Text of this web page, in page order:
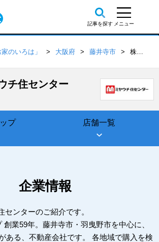
のいろは」 大阪府 藤井寺市 株式会社ミヤウチ住センター
チ住センター
プ 店舗一覧
企業情報
センターのご紹介です。
業59年。藤井寺市・羽曳野市を中心に、
ある、不動産会社です。 各地域で購入を検